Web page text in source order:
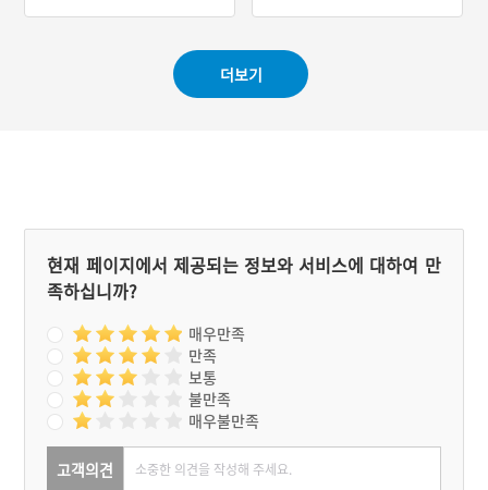
더보기
현재 페이지에서 제공되는 정보와 서비스에 대하여 만
족하십니까?
매우만족
만족
보통
불만족
매우불만족
고객의견